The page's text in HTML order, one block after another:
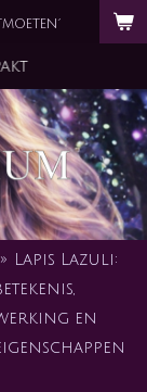
»
Lapis Lazuli:
en